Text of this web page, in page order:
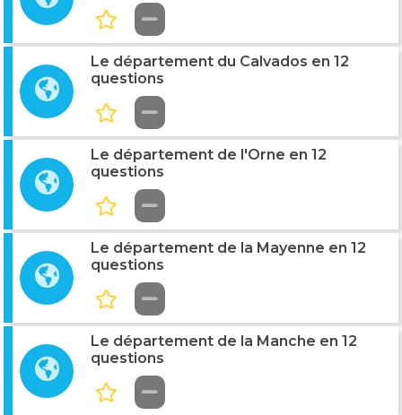
Le département du Calvados en 12
questions
Le département de l'Orne en 12
questions
Le département de la Mayenne en 12
questions
Le département de la Manche en 12
questions